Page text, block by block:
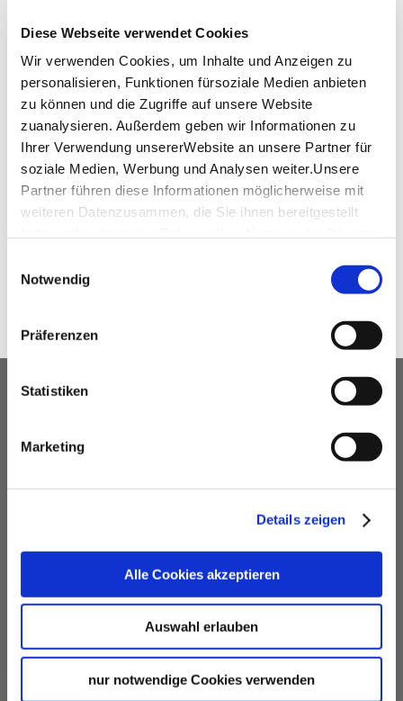
Diese Webseite verwendet Cookies
Wir verwenden Cookies, um Inhalte und Anzeigen zu
personalisieren, Funktionen fürsoziale Medien anbieten
zu können und die Zugriffe auf unsere Website
zuanalysieren. Außerdem geben wir Informationen zu
Ihrer Verwendung unsererWebsite an unsere Partner für
soziale Medien, Werbung und Analysen weiter.Unsere
Partner führen diese Informationen möglicherweise mit
weiteren Datenzusammen, die Sie ihnen bereitgestellt
Impressum
Notwendig
Präferenzen
Statistiken
Marketing
Details zeigen
Alle Cookies akzeptieren
Auswahl erlauben
nur notwendige Cookies verwenden
Downloads
Arcotel Camino Raumplan (PDF, 26.26 KB)
UNSER SERVICE FÜR
Vermittlung von Veranstaltungslocations &
kostenfreies online Hotel-Buchungstool
Site Inspections
Werbe- und Informationsmaterial
Kongressbewerbungen